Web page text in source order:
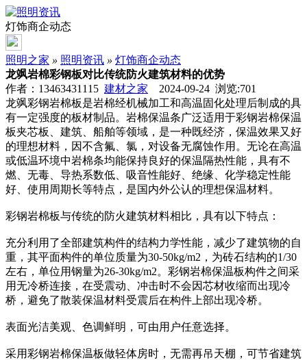
灯饰商企动态
照明之家 » 照明资讯 » 灯饰商企动态
龙飒岩棉彩钢板对比传统防火建筑材料的优势
作者：13463431115 建材之家 2024-09-24 浏览:701
龙飒彩钢岩棉板是岩棉经机械加工和高温固化处理后制成的具
有一定强度的板材制品。岩棉保温条广泛适用于彩钢岩棉保温
板夹芯板、建筑、船舶等领域，是一种既经济，保温效果又好
的理想材料，因不含氟、氯，对设备无腐蚀作用。无论在高温
或低温环境中岩棉条均能保持良好的保温隔热性能，具有不
燃、无毒、导热系数低、吸音性能好、绝缘、化学稳定性能
好、使用周期长等特点，是国内外公认的理想保温材料。
彩钢岩棉板与传统的防火建筑材料相比，具有以下特点：
充分利用了全部建筑构件的结构力学性能，减少了建筑物的自
重，其平面构件的单位质量为30-50kg/m2，为砖石结构的1/30
左右，单位用钢量为26-30kg/m2。彩钢岩棉保温板构件之间采
用无冷桥连接，在受震动、冲击时不会因芯材收缩而出现冷
桥，避免了散装保温材料受震后在构件上部出现冷桥。
表面光洁美观、色调鲜明，可由用户任意选择。
采用彩钢岩棉保温板做轻体房时，无需再吊天棚，可节省建筑